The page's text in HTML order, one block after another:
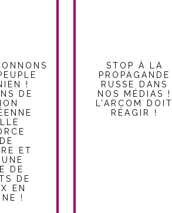
!
DE
ET
DE
DE
EN
!
STOP À LA
PROPAGANDE
RUSSE DANS
NOS MÉDIAS !
L’ARCOM DOIT
RÉAGIR !